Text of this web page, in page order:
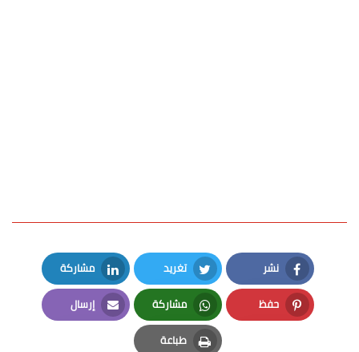
نشر
Facebook
تغريد
Twitter
مشاركة
LinkedIn
حفظ
Pinterest
مشاركة
Whatsapp
إرسال
Email
طباعة